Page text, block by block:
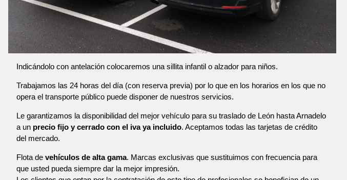
Indicándolo con antelación colocaremos una sillita infantil o alzador para niños.
Trabajamos las 24 horas del día (con reserva previa) por lo que en los horarios en los que no
opera el transporte público puede disponer de nuestros servicios.
Le garantizamos la disponibilidad del mejor vehículo para su traslado de León hasta Arnadelo
a un precio fijo y cerrado con el iva ya incluido. Aceptamos todas las tarjetas de crédito
del mercado.
Flota de vehículos de alta gama. Marcas exclusivas que sustituimos con frecuencia para
que usted pueda siempre dar la mejor impresión.